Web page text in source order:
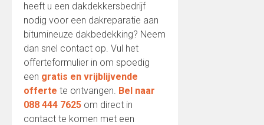
heeft u een dakdekkersbedrijf
nodig voor een dakreparatie aan
bitumineuze dakbedekking? Neem
dan snel contact op. Vul het
offerteformulier in om spoedig
een gratis en vrijblijvende
offerte te ontvangen. Bel naar
088 444 7625 om direct in
contact te komen met een